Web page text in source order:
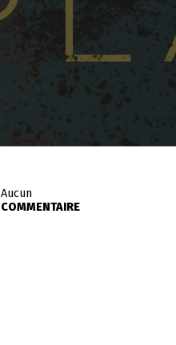
Aucun
COMMENTAIRE